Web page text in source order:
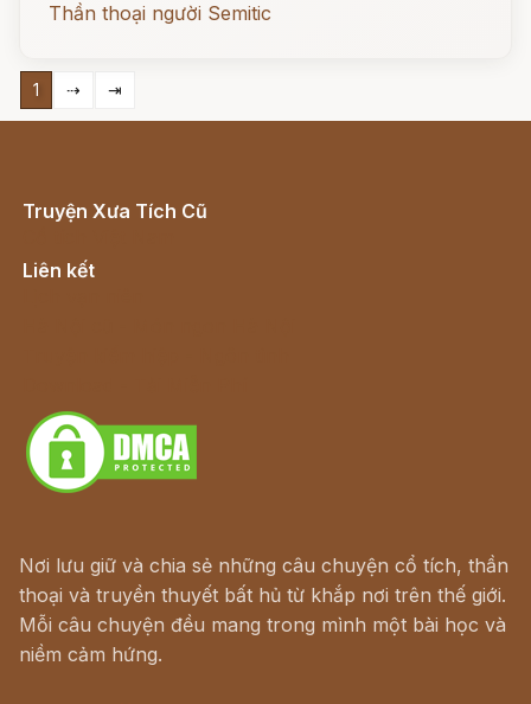
Thần thoại người Semitic
1 ⇢ ⇥
Truyện Xưa Tích Cũ
Liên kết
Nơi lưu giữ và chia sẻ những câu chuyện cổ tích, thần
thoại và truyền thuyết bất hủ từ khắp nơi trên thế giới.
Mỗi câu chuyện đều mang trong mình một bài học và
niềm cảm hứng.